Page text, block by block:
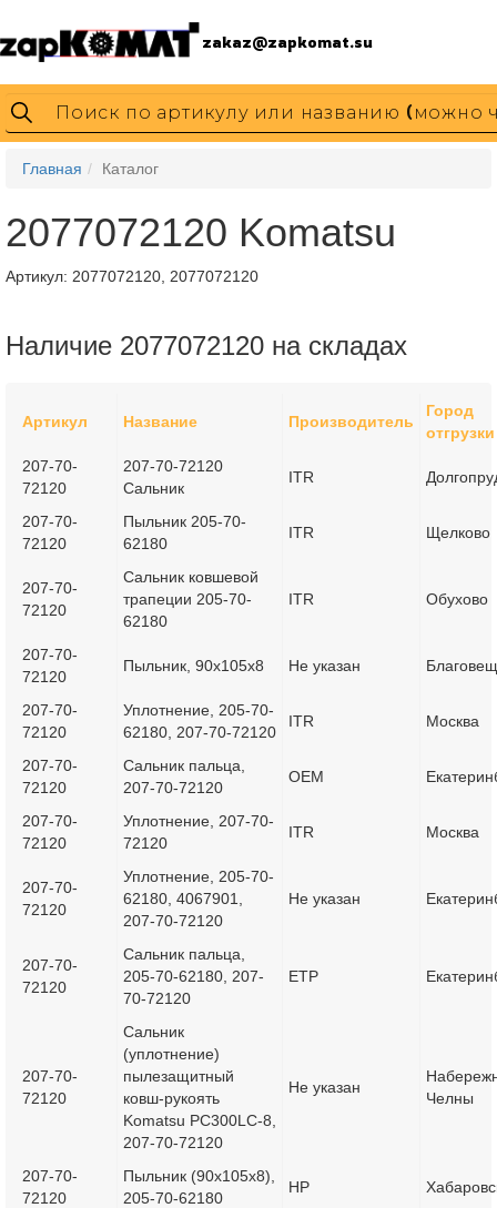
zakaz@zapkomat.su
Главная Каталог
2077072120 Komatsu
Артикул: 2077072120, 2077072120
Наличие 2077072120 на складах
Артикул Название Производитель
Город
отгрузки
207-70-
72120
207-70-72120
Сальник
ITR
207-70-
72120
Пыльник 205-70-
62180
ITR Щелково
207-70-
72120
Сальник ковшевой
трапеции 205-70-
62180
ITR Обухово
207-70-
72120
Пыльник, 90x105x8 Не указан
207-70-
72120
Уплотнение, 205-70-
62180, 207-70-72120
ITR Москва
207-70-
72120
Сальник пальца,
207-70-72120
OEM
207-70-
72120
Уплотнение, 207-70-
72120
ITR Москва
207-70-
72120
Уплотнение, 205-70-
62180, 4067901,
207-70-72120
Не указан
207-70-
72120
Сальник пальца,
205-70-62180, 207-
70-72120
ETP
207-70-
72120
Сальник
(уплотнение)
пылезащитный
ковш-рукоять
Komatsu PC300LC-8,
207-70-72120
Не указан
Челны
207-70-
72120
Пыльник (90x105x8),
205-70-62180
HP